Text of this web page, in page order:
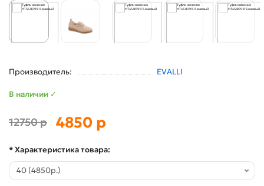
Производитель: EVALLI
В наличии ✓
12750 р 4850 р
* Характеристика товара: